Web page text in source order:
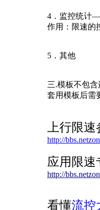
4．监控统计
作用：限速的
5．其他
三.模板不包
套用模板后需
上行限
http://
应用限速
http://
看懂流控